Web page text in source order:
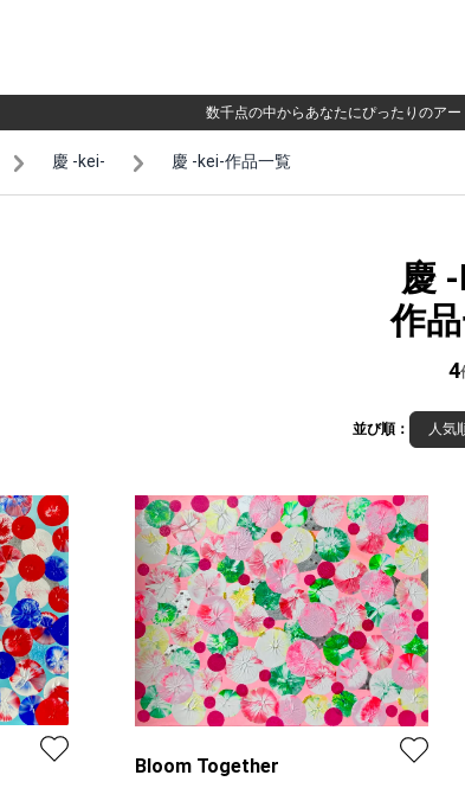
数千点の中からあなたにぴったりのア
慶 -kei- 慶 -kei-作品一覧
慶
作
4
並び順： 人気
Bloom Together